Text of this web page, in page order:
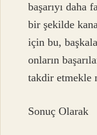
başarıyı daha
bir şekilde
için bu,
onların
takdir etmekle
Sonuç Olarak